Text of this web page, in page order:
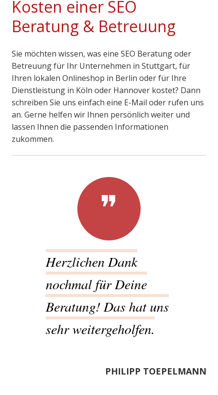
Kosten einer SEO
Beratung & Betreuung
Sie möchten wissen, was eine SEO Beratung oder
Betreuung für Ihr Unternehmen in Stuttgart, für
Ihren lokalen Onlineshop in Berlin oder für Ihre
Dienstleistung in Köln oder Hannover kostet? Dann
schreiben Sie uns einfach eine E-Mail oder rufen uns
an. Gerne helfen wir Ihnen persönlich weiter und
lassen Ihnen die passenden Informationen
zukommen.
Herzlichen Dank
nochmal für Deine
Beratung! Das hat uns
sehr weitergeholfen.
PHILIPP TOEPELMANN